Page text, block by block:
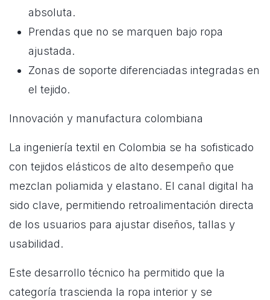
absoluta.
Prendas que no se marquen bajo ropa
ajustada.
Zonas de soporte diferenciadas integradas en
el tejido.
Innovación y manufactura colombiana
La ingeniería textil en Colombia se ha sofisticado
con tejidos elásticos de alto desempeño que
mezclan poliamida y elastano. El canal digital ha
sido clave, permitiendo retroalimentación directa
de los usuarios para ajustar diseños, tallas y
usabilidad.
Este desarrollo técnico ha permitido que la
categoría trascienda la ropa interior y se